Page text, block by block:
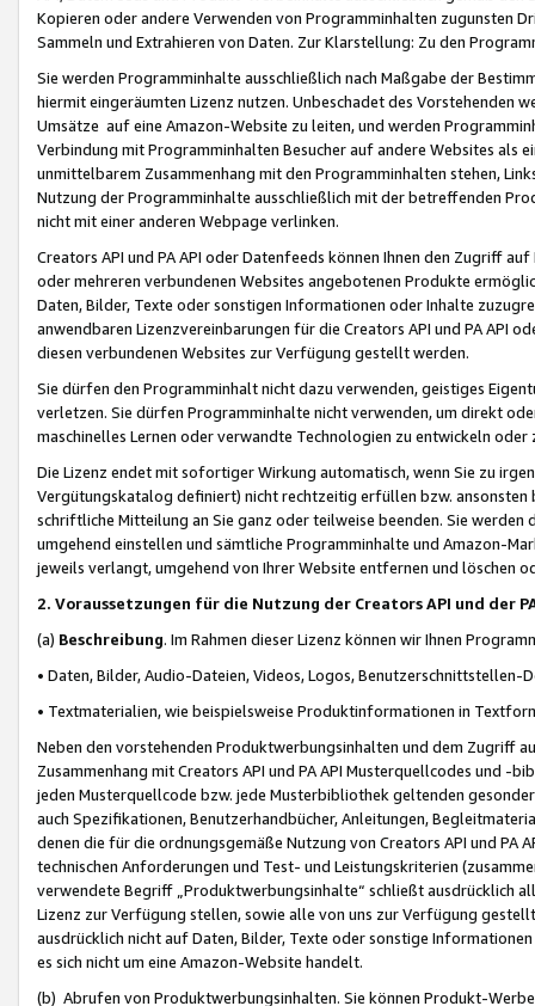
Kopieren oder andere Verwenden von Programminhalten zugunsten
Sammeln und Extrahieren von Daten. Zur Klarstellung: Zu den
Sie werden Programminhalte ausschließlich nach Maßgabe der
hiermit eingeräumten Lizenz nutzen. Unbeschadet des Vorstehenden
Umsätze auf eine Amazon-Website zu leiten, und werden
Verbindung mit Programminhalten Besucher auf andere Websites als
unmittelbarem Zusammenhang mit den Programminhalten stehen,
Nutzung der Programminhalte ausschließlich mit der betreffenden
nicht mit einer anderen Webpage verlinken.
Creators API und PA API oder Datenfeeds können Ihnen den Zugriff
oder mehreren verbundenen Websites angebotenen Produkte
Daten, Bilder, Texte oder sonstigen Informationen oder Inhalte
anwendbaren Lizenzvereinbarungen für die Creators API und PA API
diesen verbundenen Websites zur Verfügung gestellt werden.
Sie dürfen den Programminhalt nicht dazu verwenden, geistiges
verletzen. Sie dürfen Programminhalte nicht verwenden, um direkt
maschinelles Lernen oder verwandte Technologien zu entwickeln
Die Lizenz endet mit sofortiger Wirkung automatisch, wenn Sie zu
Vergütungskatalog definiert) nicht rechtzeitig erfüllen bzw. ansonsten
schriftliche Mitteilung an Sie ganz oder teilweise beenden. Sie werden
umgehend einstellen und sämtliche Programminhalte und Amazon-
jeweils verlangt, umgehend von Ihrer Website entfernen und löschen
2. Voraussetzungen für die Nutzung der Creators API und der
(a) Beschreibung. Im Rahmen dieser Lizenz können wir Ihnen
• Daten, Bilder, Audio-Dateien, Videos, Logos, Benutzerschnittstellen-
• Textmaterialien, wie beispielsweise Produktinformationen in
Neben den vorstehenden Produktwerbungsinhalten und dem Zugriff
Zusammenhang mit Creators API und PA API Musterquellcodes und
jeden Musterquellcode bzw. jede Musterbibliothek geltenden
auch Spezifikationen, Benutzerhandbücher, Anleitungen,
denen die für die ordnungsgemäße Nutzung von Creators API und PA
technischen Anforderungen und Test- und Leistungskriterien
verwendete Begriff „Produktwerbungsinhalte“ schließt ausdrücklich
Lizenz zur Verfügung stellen, sowie alle von uns zur Verfügung
ausdrücklich nicht auf Daten, Bilder, Texte oder sonstige
es sich nicht um eine Amazon-Website handelt.
(b) Abrufen von Produktwerbungsinhalten. Sie können Produkt-